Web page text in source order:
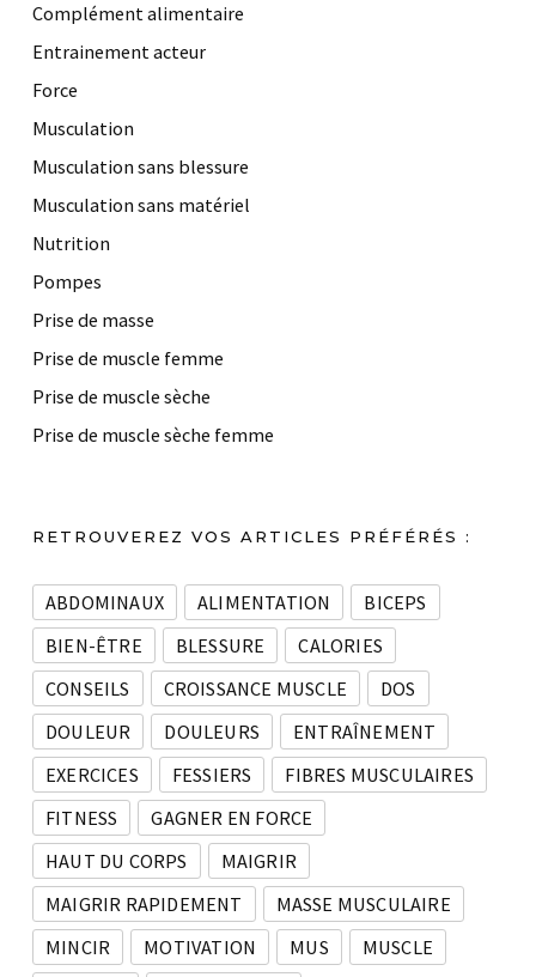
Complément alimentaire
Entrainement acteur
Force
Musculation
Musculation sans blessure
Musculation sans matériel
Nutrition
Pompes
Prise de masse
Prise de muscle femme
Prise de muscle sèche
Prise de muscle sèche femme
RETROUVEREZ VOS ARTICLES PRÉFÉRÉS :
ABDOMINAUX ALIMENTATION
BICEPS
BIEN-ÊTRE
BLESSURE
CALORIES
CONSEILS
CROISSANCE MUSCLE
DOS
DOULEUR
DOULEURS
ENTRAÎNEMENT
EXERCICES
FESSIERS
FIBRES MUSCULAIRES
FITNESS
GAGNER EN FORCE
HAUT DU CORPS
MAIGRIR
MAIGRIR RAPIDEMENT
MASSE MUSCULAIRE
MINCIR
MOTIVATION MUS
MUSCLE